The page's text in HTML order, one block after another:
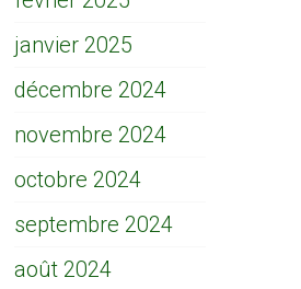
janvier 2025
décembre 2024
novembre 2024
octobre 2024
septembre 2024
août 2024